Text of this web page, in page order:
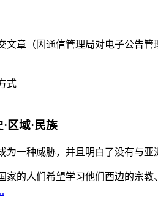
文章（因通信管理局对电子公告
区域·民族
为一种威胁，并且明白了没有与
家的人们希望学习他们西边的宗